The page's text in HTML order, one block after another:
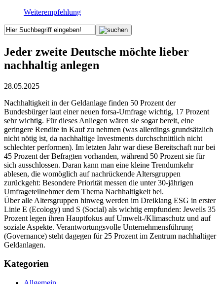
Weiterempfehlung
Jeder zweite Deutsche möchte lieber
nachhaltig anlegen
28.05.2025
Nachhaltigkeit in der Geldanlage finden 50 Prozent der
Bundesbürger laut einer neuen forsa-Umfrage wichtig, 17 Prozent
sehr wichtig. Für dieses Anliegen wären sie sogar bereit, eine
geringere Rendite in Kauf zu nehmen (was allerdings grundsätzlich
nicht nötig ist, da nachhaltige Investments durchschnittlich nicht
schlechter performen). Im letzten Jahr war diese Bereitschaft nur bei
45 Prozent der Befragten vorhanden, während 50 Prozent sie für
sich ausschlossen. Daran kann man eine kleine Trendumkehr
ablesen, die womöglich auf nachrückende Altersgruppen
zurückgeht: Besondere Priorität messen die unter 30-jährigen
Umfrageteilnehmer dem Thema Nachhaltigkeit bei.
Über alle Altersgruppen hinweg werden im Dreiklang ESG in erster
Linie E (Ecology) und S (Social) als wichtig empfunden: Jeweils 35
Prozent legen ihren Hauptfokus auf Umwelt-/Klimaschutz und auf
soziale Aspekte. Verantwortungsvolle Unternehmensführung
(Governance) steht dagegen für 25 Prozent im Zentrum nachhaltiger
Geldanlagen.
Kategorien